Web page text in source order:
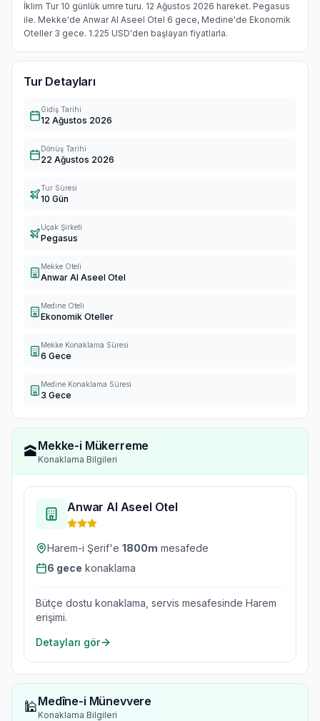
İklim Tur 10 günlük umre turu. 12 Ağustos 2026 hareket. Pegasus
ile. Mekke'de Anwar Al Aseel Otel 6 gece, Medine'de Ekonomik
Oteller 3 gece. 1.225 USD'den başlayan fiyatlarla.
Tur Detayları
Gidiş Tarihi
12 Ağustos 2026
Dönüş Tarihi
22 Ağustos 2026
Tur Süresi
10 Gün
Uçak Şirketi
Pegasus
Mekke Oteli
Anwar Al Aseel Otel
Medine Oteli
Ekonomik Oteller
Mekke Konaklama Süresi
6 Gece
Medine Konaklama Süresi
3 Gece
🕋Mekke-i Mükerreme
Konaklama Bilgileri
Anwar Al Aseel Otel
Harem-i Şerif'e 1800m mesafede
6 gece konaklama
Bütçe dostu konaklama, servis mesafesinde Harem
erişimi.
Detayları gör
🕌Medîne-i Münevvere
Konaklama Bilgileri